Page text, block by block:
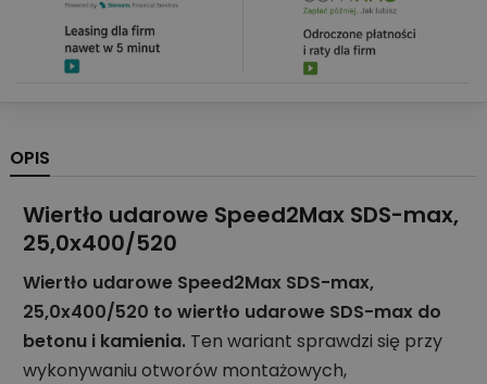
OPIS
Wiertło udarowe Speed2Max SDS-max,
25,0x400/520
Wiertło udarowe Speed2Max SDS-max,
25,0x400/520 to wiertło udarowe SDS-max do
betonu i kamienia. Ten wariant sprawdzi się przy
wykonywaniu otworów montażowych,